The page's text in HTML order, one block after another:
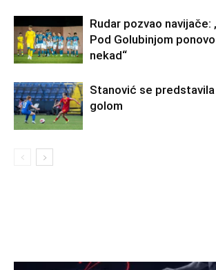
Rudar pozvao navijače:
Pod Golubinjom
nekad“
Stanović se
golom